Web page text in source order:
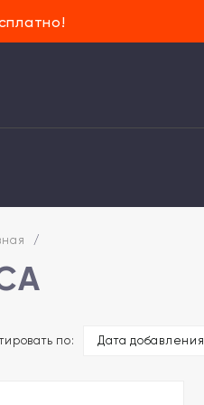
/
по: Дата добавления